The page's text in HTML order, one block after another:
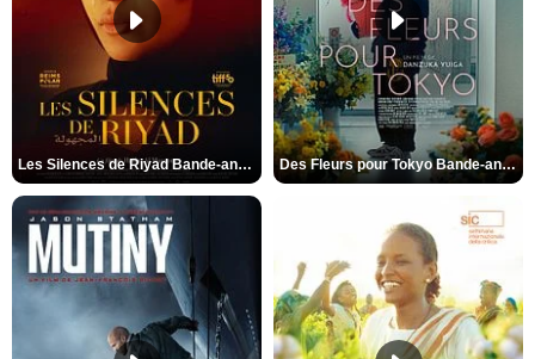
Les Silences de Riyad Bande-annonce VO STFR Des Fleurs pour Tokyo Bande-annonce VO STFR